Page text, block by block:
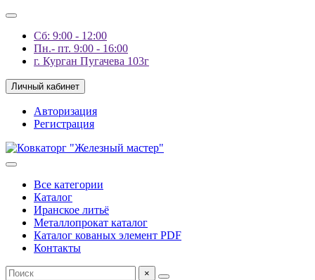
Сб: 9:00 - 12:00
Пн.- пт. 9:00 - 16:00
г. Курган Пугачева 103г
Личный кабинет
Авторизация
Регистрация
Все категории
Каталог
Иранское литьё
Металлопрокат каталог
Каталог кованых элемент PDF
Контакты
×